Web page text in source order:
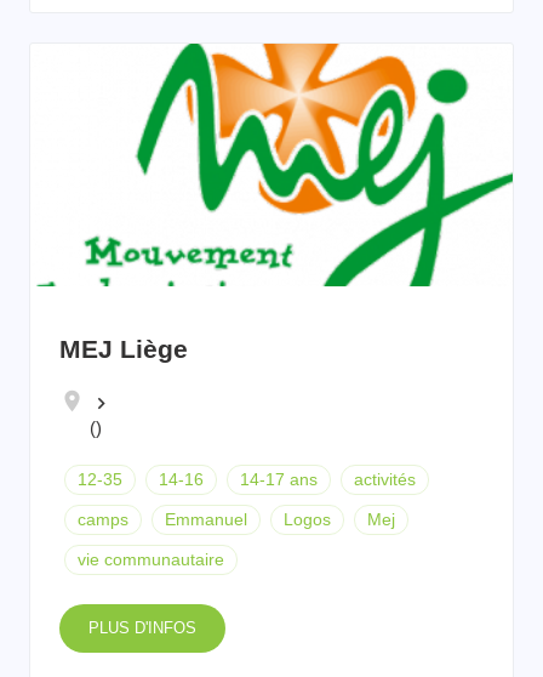
MEJ Liège
keyboard_arrow_right
()
12-35 14-16 14-17 ans activités
camps Emmanuel Logos Mej
vie communautaire
PLUS D'INFOS